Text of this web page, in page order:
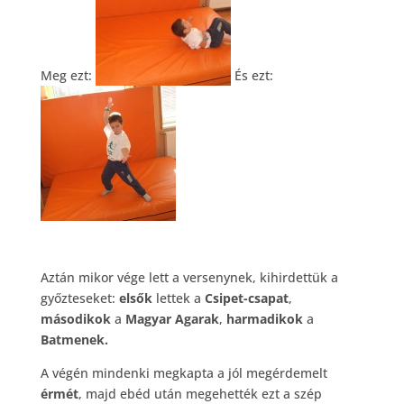
Meg ezt: És ezt:
Aztán mikor vége lett a versenynek, kihirdettük a
győzteseket: elsőklettek a Csipet-csapat,
másodikoka Magyar Agarak, harmadikoka
Batmenek.
A végén mindenki megkapta a jól megérdemelt
érmét, majd ebéd után megehették ezt a szép